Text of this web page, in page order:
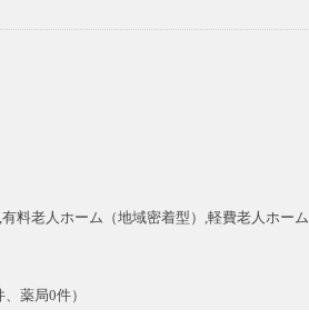
料老人ホーム（地域密着型）,軽費老人ホ
薬局0件）